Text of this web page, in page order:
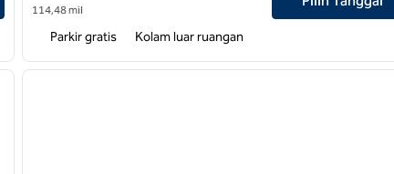
114,48 mil
Parkir gratis Kolam luar ruangan
berikutnya
1 dari 12